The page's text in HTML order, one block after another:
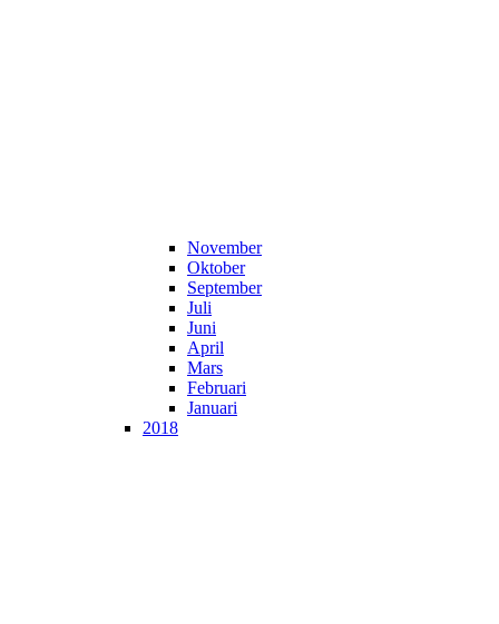
November
Oktober
September
Juli
Juni
April
Mars
Februari
Januari
2018